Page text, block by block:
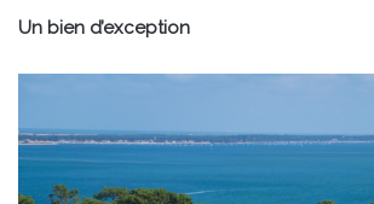
Un bien d’exception